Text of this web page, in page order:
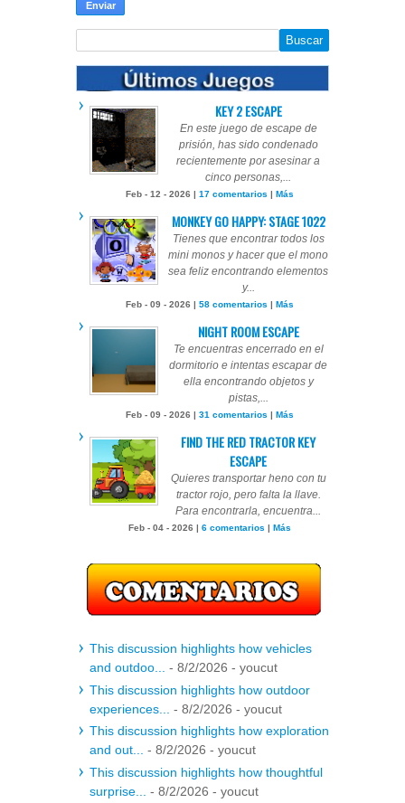
KEY 2 ESCAPE
En este juego de escape de
prisión, has sido condenado
recientemente por asesinar a
cinco personas,...
Feb - 12 - 2026 | 17 comentarios | Más
MONKEY GO HAPPY: STAGE 1022
Tienes que encontrar todos los
mini monos y hacer que el mono
sea feliz encontrando elementos
y...
Feb - 09 - 2026 | 58 comentarios | Más
NIGHT ROOM ESCAPE
Te encuentras encerrado en el
dormitorio e intentas escapar de
ella encontrando objetos y
pistas,...
Feb - 09 - 2026 | 31 comentarios | Más
FIND THE RED TRACTOR KEY
ESCAPE
Quieres transportar heno con tu
tractor rojo, pero falta la llave.
Para encontrarla, encuentra...
Feb - 04 - 2026 | 6 comentarios | Más
This discussion highlights how vehicles
and outdoo...
- 8/2/2026 - youcut
This discussion highlights how outdoor
experiences...
- 8/2/2026 - youcut
This discussion highlights how exploration
and out...
- 8/2/2026 - youcut
This discussion highlights how thoughtful
surprise...
- 8/2/2026 - youcut